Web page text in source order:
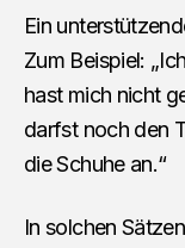
Ein
Zum Beispiel:
hast mich nicht
darfst noch den
die Schuhe an.“
In solchen